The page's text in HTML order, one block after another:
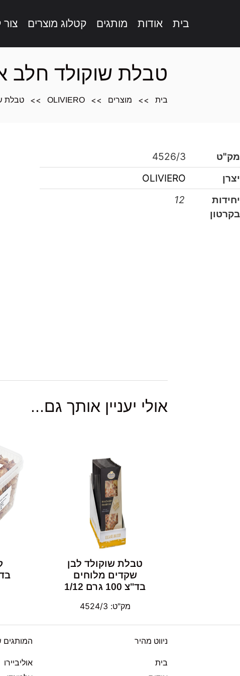
בית אודות מותגים קטלוג מוצרים
טבלת שוקולד חלב אגוזים
בית >> מוצרים >>
OLIVIERO
>> טבלת
מק"ט
4526/3
יצרן
OLIVIERO
יחידות
בקרטון
12
אולי יעניין אותך גם...
טבלת שוקולד לבן
שקדים מלוחים
בד"צ 100 גרם 1/12
מק"ט: 4524/3
בד"צ
ניווט מהיר
בית
המותגים
אוליביירו